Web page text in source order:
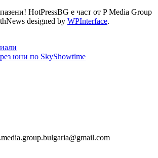
HotPressBG е част от P Media Group
designed by WPInterface.
юни по SkyShowtime